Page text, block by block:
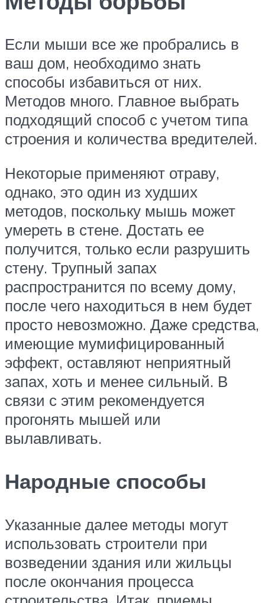
Если мыши все же пробрались в
ваш дом, необходимо знать
способы избавиться от них.
Методов много. Главное выбрать
подходящий способ с учетом типа
строения и количества вредителей.
Некоторые применяют отраву,
однако, это один из худших
методов, поскольку мышь может
умереть в стене. Достать ее
получится, только если разрушить
стену. Трупный запах
распространится по всему дому,
после чего находиться в нем будет
просто невозможно. Даже средства,
имеющие мумифицированный
эффект, оставляют неприятный
запах, хоть и менее сильный. В
связи с этим рекомендуется
прогонять мышей или
вылавливать.
Народные способы
Указанные далее методы могут
использовать строители при
возведении здания или жильцы
после окончания процесса